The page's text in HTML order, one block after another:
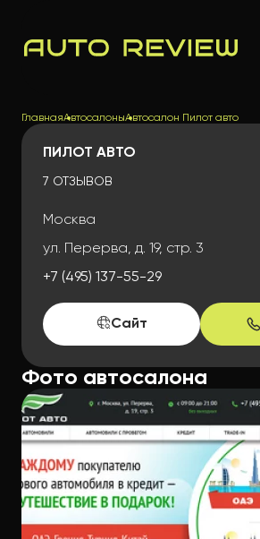
ГлавнаяАвтосалоныАвтосалон Пилот авто
ПИЛОТ АВТО
7 ОТЗЫВОВ
Москва
ул. Перерва, д. 19, стр. 3
+7 (495) 137-55-29
Сайт
Фото автосалона